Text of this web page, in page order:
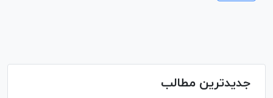
جدیدترین مطالب